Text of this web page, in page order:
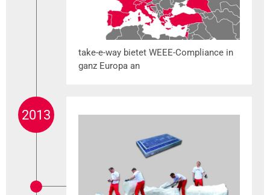
take-e-way bietet WEEE-Compliance in
ganz Europa an
2013